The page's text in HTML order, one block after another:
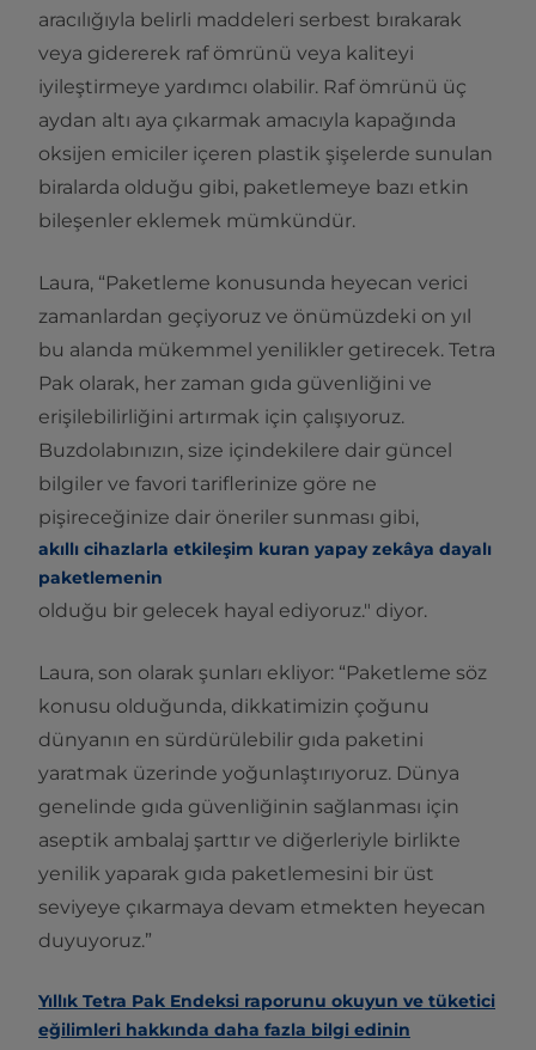
aracılığıyla belirli maddeleri serbest bırakarak
veya gidererek raf ömrünü veya kaliteyi
iyileştirmeye yardımcı olabilir. Raf ömrünü üç
aydan altı aya çıkarmak amacıyla kapağında
oksijen emiciler içeren plastik şişelerde sunulan
biralarda olduğu gibi, paketlemeye bazı etkin
bileşenler eklemek mümkündür.
Laura, “Paketleme konusunda heyecan verici
zamanlardan geçiyoruz ve önümüzdeki on yıl
bu alanda mükemmel yenilikler getirecek. Tetra
Pak olarak, her zaman gıda güvenliğini ve
erişilebilirliğini artırmak için çalışıyoruz.
Buzdolabınızın, size içindekilere dair güncel
bilgiler ve favori tariflerinize göre ne
pişireceğinize dair öneriler sunması gibi,
akıllı cihazlarla etkileşim kuran yapay zekâya dayalı
paketlemenin
olduğu bir gelecek hayal ediyoruz." diyor.
Laura, son olarak şunları ekliyor: “Paketleme söz
konusu olduğunda, dikkatimizin çoğunu
dünyanın en sürdürülebilir gıda paketini
yaratmak üzerinde yoğunlaştırıyoruz. Dünya
genelinde gıda güvenliğinin sağlanması için
aseptik ambalaj şarttır ve diğerleriyle birlikte
yenilik yaparak gıda paketlemesini bir üst
seviyeye çıkarmaya devam etmekten heyecan
duyuyoruz.”
Yıllık Tetra Pak Endeksi raporunu okuyun ve tüketici
eğilimleri hakkında daha fazla bilgi edinin